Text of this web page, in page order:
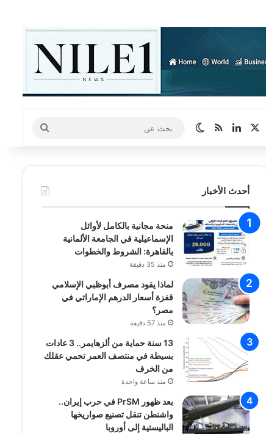
لينكدإنملخص الموقع RSS
الوضع المظلم
بحث
عن
أحدث الأخبار
منحة مجانية بالكامل لأوائل
الإسماعيلية في الجامعة الألمانية
بالقاهرة: الشروط والخطوات
منذ 35 دقيقة
لماذا يقود مصرف أبوظبي الإسلامي
قفزة أسعار الدرهم الإماراتي في
مصر؟
منذ 57 دقيقة
13 سنة حماية من ألزهايمر.. 3 عادات
بسيطة في منتصف العمر تحمي عقلك
من الخرف
منذ ساعة واحدة
بعد ظهور PrSM في حرب إيران..
واشنطن تنقل تصنيع صواريخها
الباليستية إلى أوروبا